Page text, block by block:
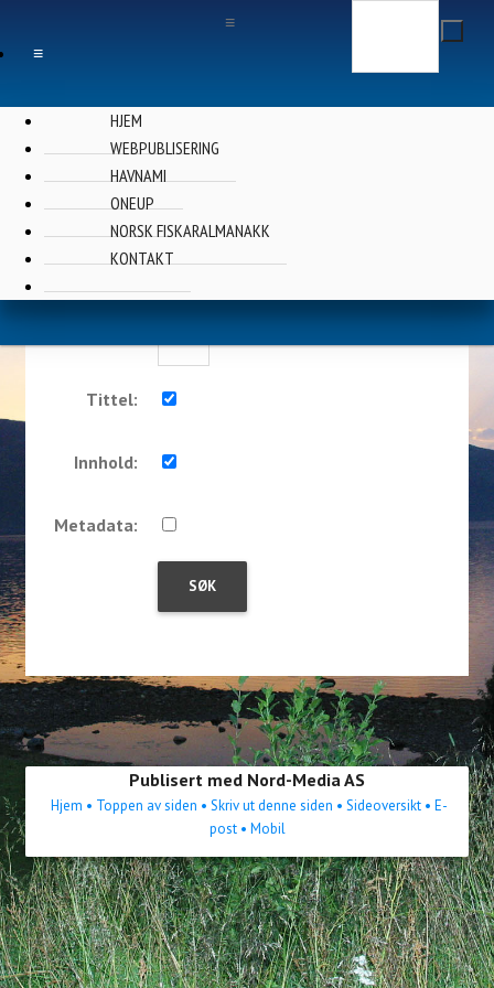
≡
≡
HJEM
WEBPUBLISERING
HAVNAMI
ONEUP
NORSK FISKARALMANAKK
KONTAKT
Finn ...
Nøkkelord:
Tittel:
Innhold:
Metadata:
Publisert med Nord-Media AS
Hjem • Toppen av siden • Skriv ut denne siden • Sideoversikt• E-
post• Mobil